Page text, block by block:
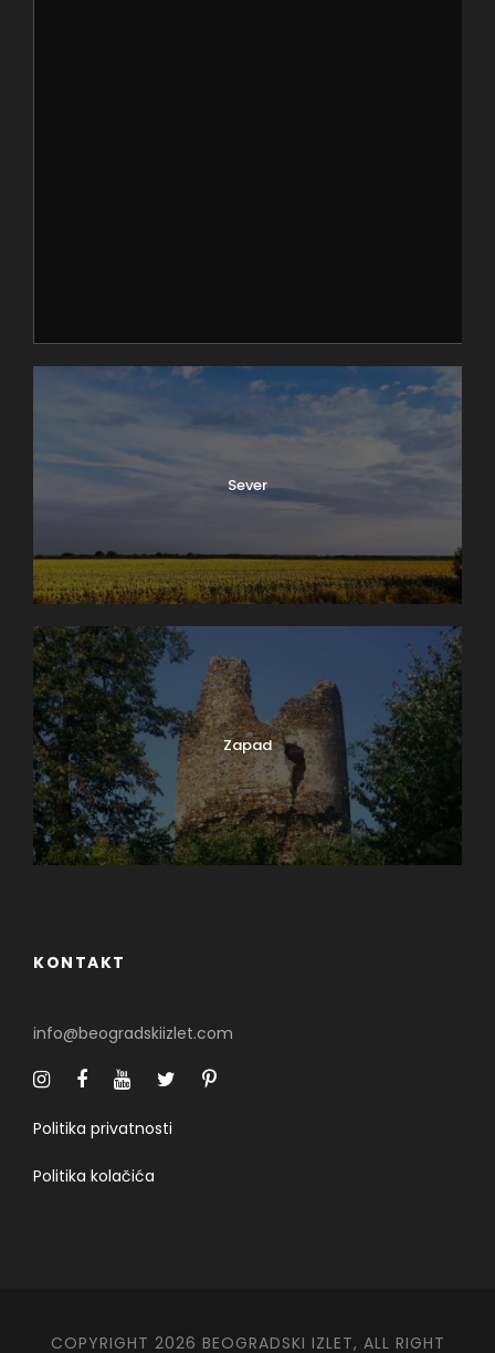
Sever
Zapad
KONTAKT
info@beogradskiizlet.com
Politika privatnosti
Politika kolačića
COPYRIGHT 2026 BEOGRADSKI IZLET, ALL RIGHT